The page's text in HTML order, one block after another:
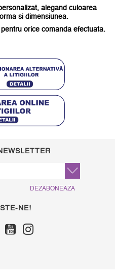
alegand culoarea
si dimensiunea.
orice comanda efectuata.
DEZABONEAZA
NE!